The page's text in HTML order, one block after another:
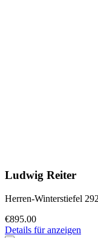
Ludwig Reiter
Herren-Winterstiefel
€895.00
Details für anzeigen